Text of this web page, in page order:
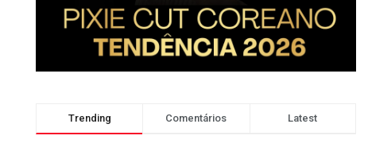
Trending Comentários Latest